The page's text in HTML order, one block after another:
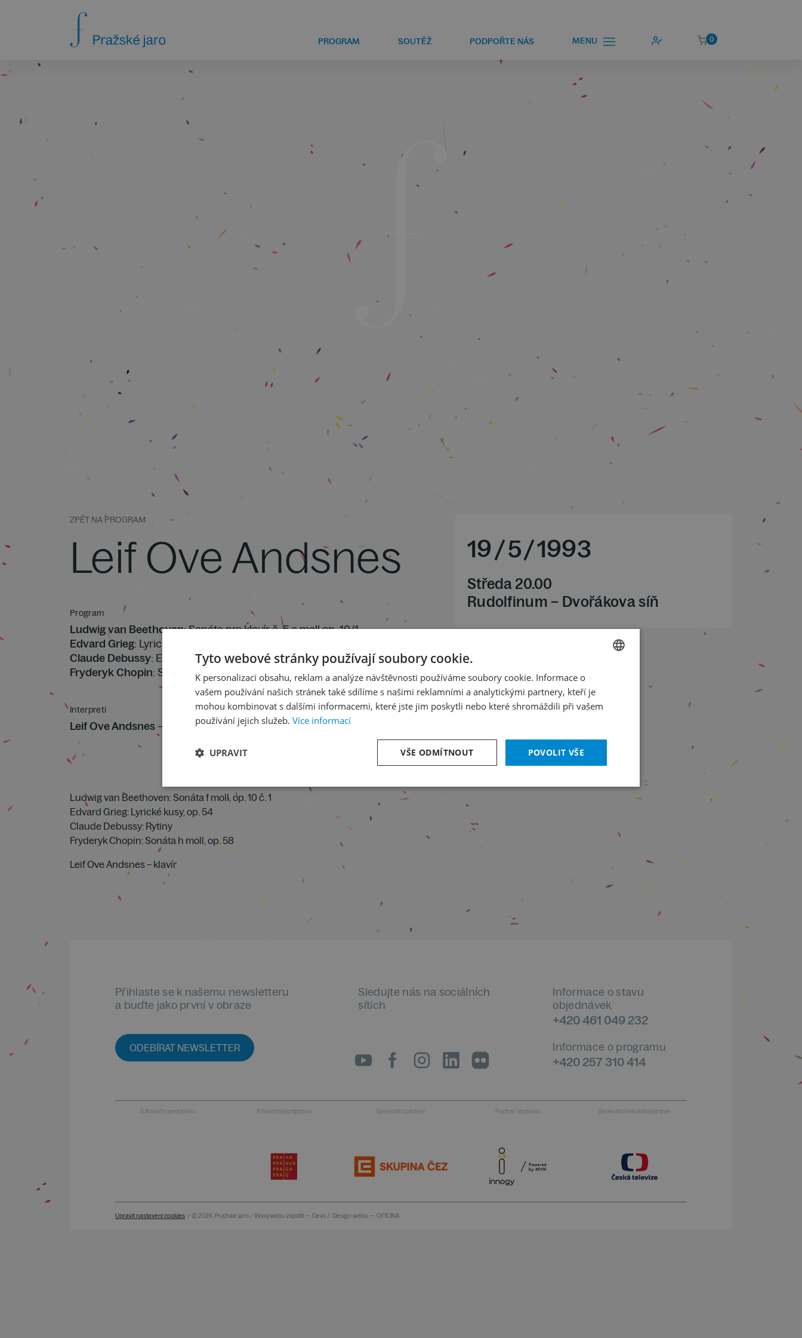
PROGRAM SOUTĚŽ PODPOŘTE NÁS MENU 0
ZPĚT NA PROGRAM
Leif Ove Andsnes
Program
Ludwig van Beethoven: Sonáta pro klavír č. 5 c moll op. 10/1
Edvard Grieg: Lyrické kusy, pátá kniha op. 54
Claude Debussy: Estampes (Rytiny) pro klavír
Fryderyk Chopin: Sonáta pro klavír č. 3 h moll op. 58
Interpreti
Leif Ove Andsnes– klavír, dirigent
19/5/1993
Středa 20.00
Rudolfinum – Dvořákova síň
Ludwig van Beethoven: Sonáta f moll, op. 10 č. 1
Edvard Grieg: Lyrické kusy, op. 54
Claude Debussy: Rytiny
Fryderyk Chopin: Sonáta h moll, op. 58
Leif Ove Andsnes – klavír
Přihlaste se k našemu newsletteru
a buďte jako první v obraze
ODEBÍRAT NEWSLETTER
Sledujte nás na sociálních
sítích
Informace o stavu
objednávek
+420 461 049 232
Informace o programu
+420 257 310 414
S finanční podporou S finanční podporou Generální partner Partner festivalu Generální mediální partner
Upravit nastavení cookies / © 2026 Pražské jaro / Vývoj webu zajistili — Devx / Design webu — OFICINA
ENGLISH
Tyto webové stránky používají soubory cookie.
K personalizaci obsahu, reklam a analýze návštěvnosti používáme soubory cookie. Informace o
vašem používání našich stránek také sdílíme s našimi reklamními a analytickými partnery, kteří je
mohou kombinovat s dalšími informacemi, které jste jim poskytli nebo které shromáždili při vašem
používání jejich služeb. Více informací
POVOLIT VŠE
VŠE ODMÍTNOUT
UPRAVIT